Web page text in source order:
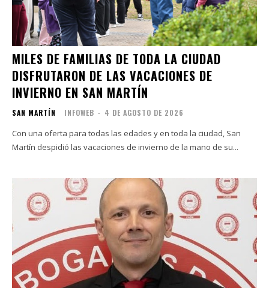
MILES DE FAMILIAS DE TODA LA CIUDAD
DISFRUTARON DE LAS VACACIONES DE
INVIERNO EN SAN MARTÍN
SAN MARTÍN INFOWEB - 4 DE AGOSTO DE 2026
Con una oferta para todas las edades y en toda la ciudad, San
Martín despidió las vacaciones de invierno de la mano de su...